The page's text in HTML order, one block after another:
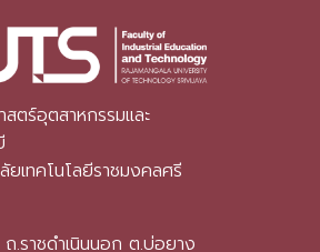
ตร์อุตสาหกรรมและ
ยเทคโนโลยีราชมงคลศรี
.ราชดำเนินนอก ต.บ่อยาง